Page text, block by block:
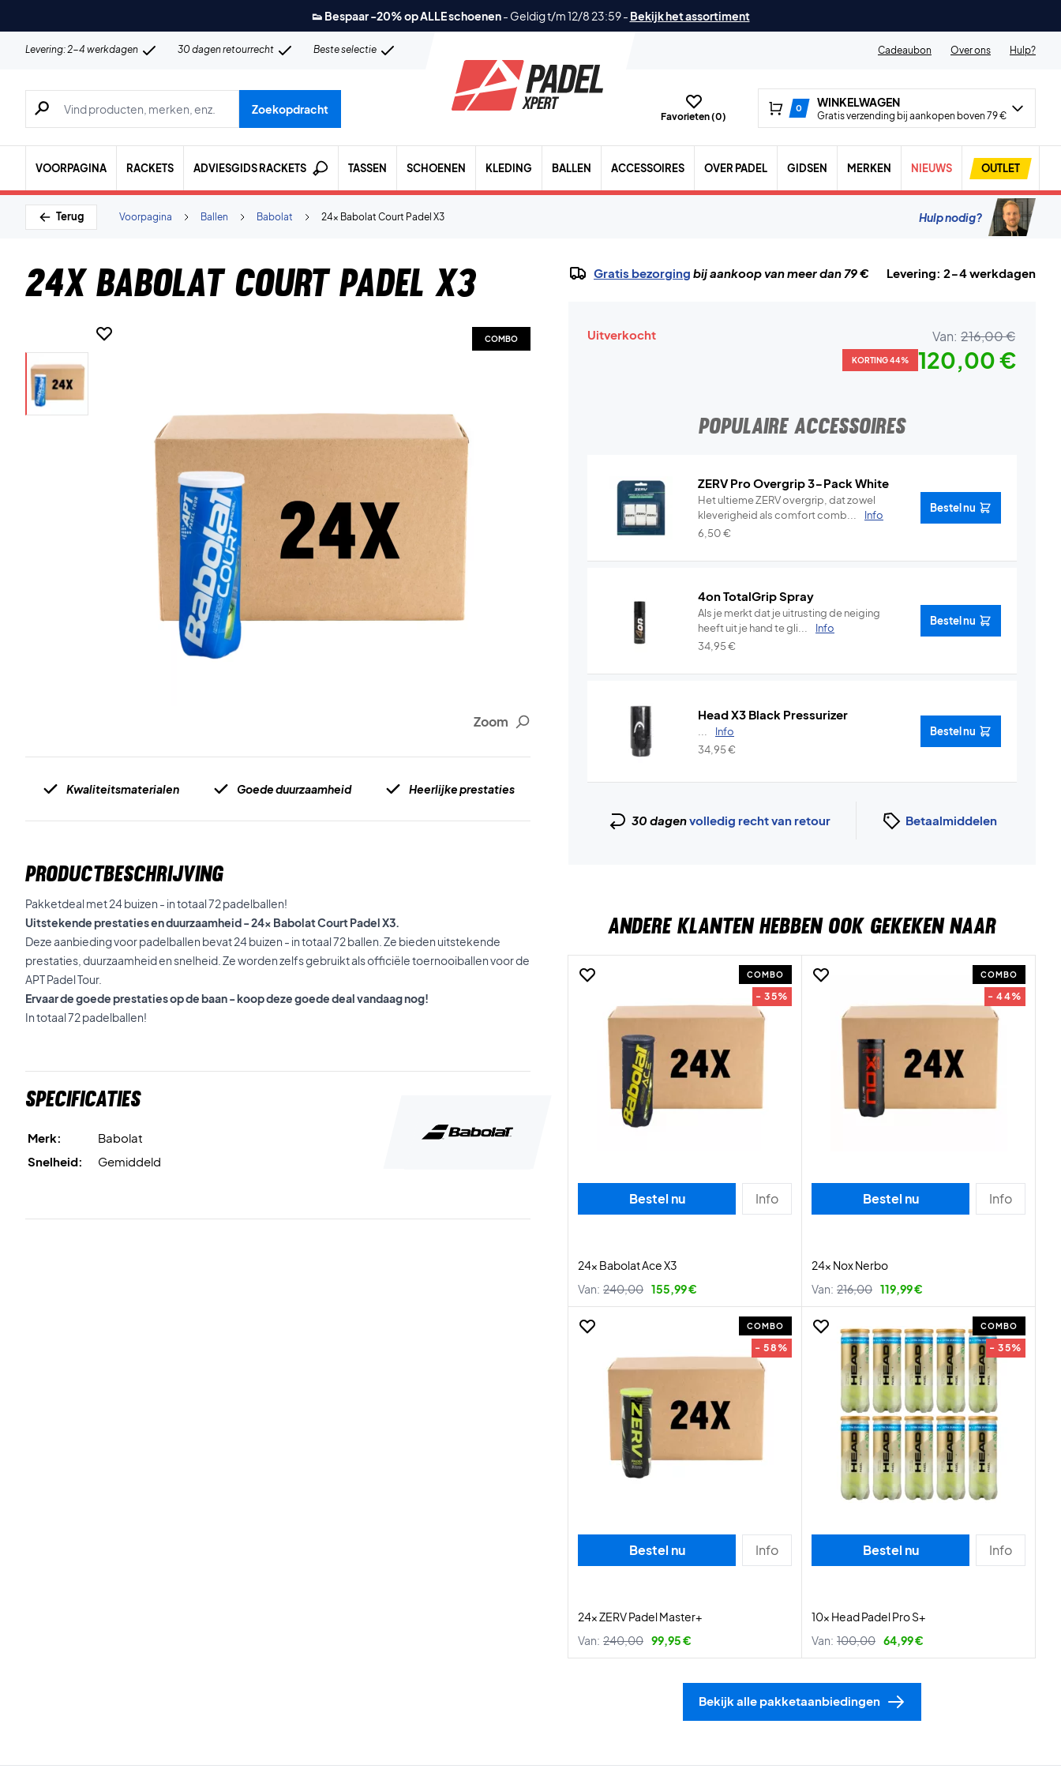
👟 Bespaar -20% op ALLE schoenen- Geldig t/m 12/8 23:59- Bekijk het assortiment
Levering: 2-4 werkdagen 30 dagen retourrecht Beste selectie Cadeaubon Over ons Hulp?
Zoeken naar producten, merken etc.
Zoekopdracht
Favorieten (0)
0 WINKELWAGEN
Gratis verzending bij aankopen boven 79 €
VOORPAGINA RACKETS ADVIESGIDS RACKETS TASSEN SCHOENEN KLEDING BALLEN ACCESSOIRES OVER PADEL GIDSEN MERKEN NIEUWS OUTLET
Terug 24x Babolat Court Padel X3
Babolat
Ballen
Voorpagina Hulp nodig?
24x Babolat Court Padel X3
Zoom
COMBO
Kwaliteitsmaterialen Goede duurzaamheid Heerlijke prestaties
PRODUCTBESCHRIJVING
Pakketdeal met 24 buizen - in totaal 72 padelballen!
Uitstekende prestaties en duurzaamheid - 24x Babolat Court PadelX3.
Deze aanbieding voor padelballen bevat 24 buizen - in totaal 72 ballen. Ze bieden uitstekende
prestaties, duurzaamheid en snelheid. Ze worden zelfs gebruikt als officiële toernooiballen voor de
APT Padel Tour.
Ervaar de goede prestaties op de baan - koop deze goede deal vandaag nog!
In totaal 72 padelballen!
Specificaties
Merk:
Babolat
Snelheid:
Gemiddeld
Gratis bezorging bij aankoop van meer dan 79 € Levering: 2-4 werkdagen
Uitverkocht Van: 216,00 €
KORTING 44% 120,00 €
POPULAIRE ACCESSOIRES
ZERV Pro Overgrip 3-Pack White
Het ultieme ZERV overgrip, dat zowel
kleverigheid als comfort comb...
Info
6,50€
Bestel nu
4on TotalGrip Spray
Als je merkt dat je uitrusting de neiging
heeft uit je hand te gli...
Info
34,95€
Bestel nu
Head X3 Black Pressurizer
Info
34,95€
Bestel nu
30 dagenvolledig recht van retour Betaalmiddelen
ANDERE KLANTEN HEBBEN OOK GEKEKEN NAAR
COMBO
- 35%
Bestel nu Info
24x Babolat Ace X3
Van: 240,00 155,99 €
COMBO
- 44%
Bestel nu Info
24x Nox Nerbo
Van: 216,00 119,99 €
COMBO
- 58%
Bestel nu Info
24x ZERV Padel Master+
Van: 240,00 99,95 €
COMBO
- 35%
Bestel nu Info
10x Head Padel Pro S+
Van: 100,00 64,99 €
Bekijk alle pakketaanbiedingen